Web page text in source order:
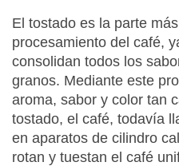
El tostado es la parte
procesamiento del café,
consolidan todos los
granos. Mediante este
aroma, sabor y color tan
tostado, el café, todavía
en aparatos de cilindro
rotan y tuestan el café